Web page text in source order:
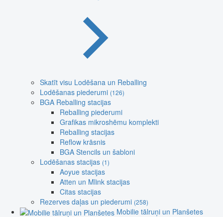
Skatīt visu Lodēšana un Reballing
Lodēšanas piederumi (126)
BGA Reballing stacijas
Reballing piederumi
Grafikas mikroshēmu komplekti
Reballing stacijas
Reflow krāsnis
BGA Stencils un šabloni
Lodēšanas stacijas (1)
Aoyue stacijas
Atten un Mlink stacijas
Citas stacijas
Rezerves daļas un piederumi (258)
Mobilie tālruņi un Planšetes